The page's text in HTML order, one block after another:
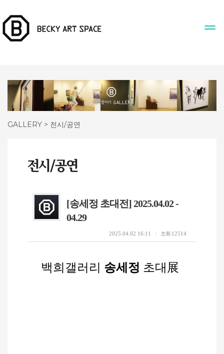
GALLERY > 전시/공연
[송세정 초대전] 2025.04.02 -
04.29
조회 12514
2025.04.02 16:11
백희갤러리 송세정 초대展